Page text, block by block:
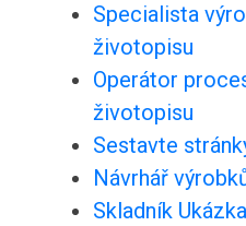
Specialista
životopisu
Operátor
životopisu
Sestavte
Návrhář
Skladník